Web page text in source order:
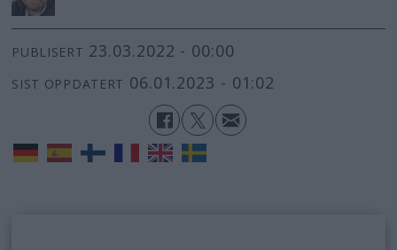
PUBLISERT 23.03.2022 - 00:00
SIST OPPDATERT 06.01.2023 - 01:02